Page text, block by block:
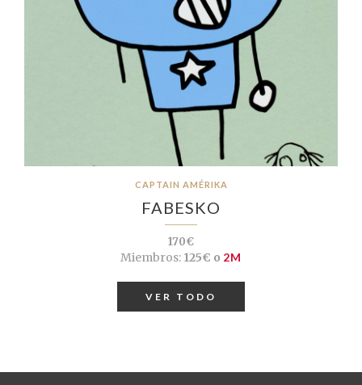
CAPTAIN AMÉRIKA
FABESKO
170€
Miembros: 125€ o 2M
VER TODO